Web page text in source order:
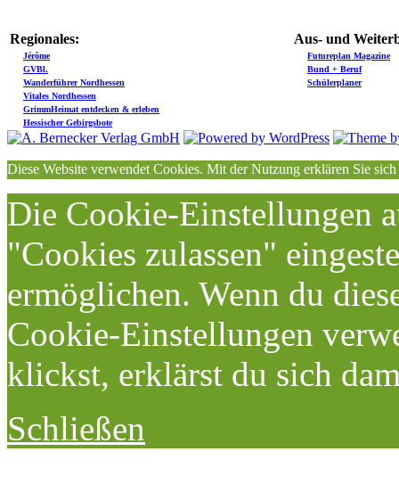
Regionales: Aus- und
Jérôme
Futureplan Magazine
GVBl.
Bund + Beruf
Wanderführer Nordhessen
Schülerplaner
Vitales Nordhessen
GrimmHeimat entdecken & erleben
Hessischer Gebirgsbote
Diese Website verwendet Cookies. Mit der Nutzung erklären Sie
Die Cookie-Einstellungen
"Cookies zulassen"
ermöglichen. Wenn du
Cookie-Einstellungen
klickst, erklärst du sich
Schließen